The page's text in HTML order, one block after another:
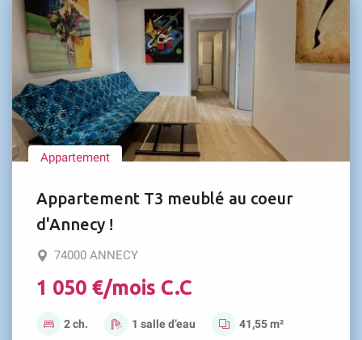
Appartement
Appartement T3 meublé au coeur
d'Annecy !
74000 ANNECY
1 050 €/mois C.C
2 ch. 1 salle d’eau 41,55 m²